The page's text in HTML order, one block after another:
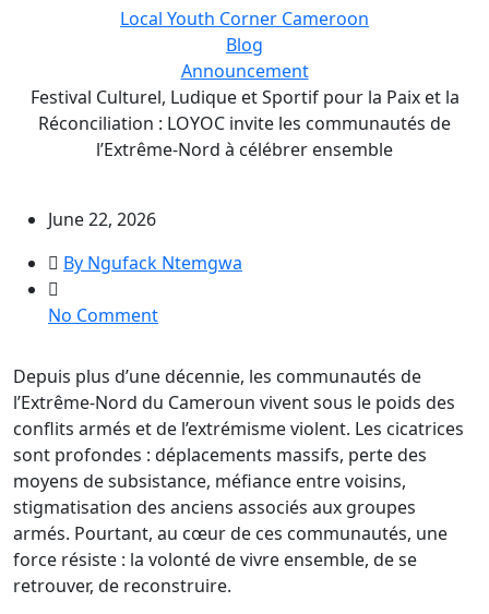
Local Youth Corner Cameroon
Blog
Announcement
Festival Culturel, Ludique et Sportif pour la Paix et la
Réconciliation : LOYOC invite les communautés de
l’Extrême-Nord à célébrer ensemble
June 22, 2026
By Ngufack Ntemgwa
No Commenton
Culturel,
Ludique
et
Sportif
pour
et
Depuis plus d’une décennie, les communautés de
l’Extrême-Nord du Cameroun vivent sous le poids des
conflits armés et de l’extrémisme violent. Les cicatrices
sont profondes : déplacements massifs, perte des
moyens de subsistance, méfiance entre voisins,
stigmatisation des anciens associés aux groupes
armés. Pourtant, au cœur de ces communautés, une
force résiste : la volonté de vivre ensemble, de se
retrouver, de reconstruire.